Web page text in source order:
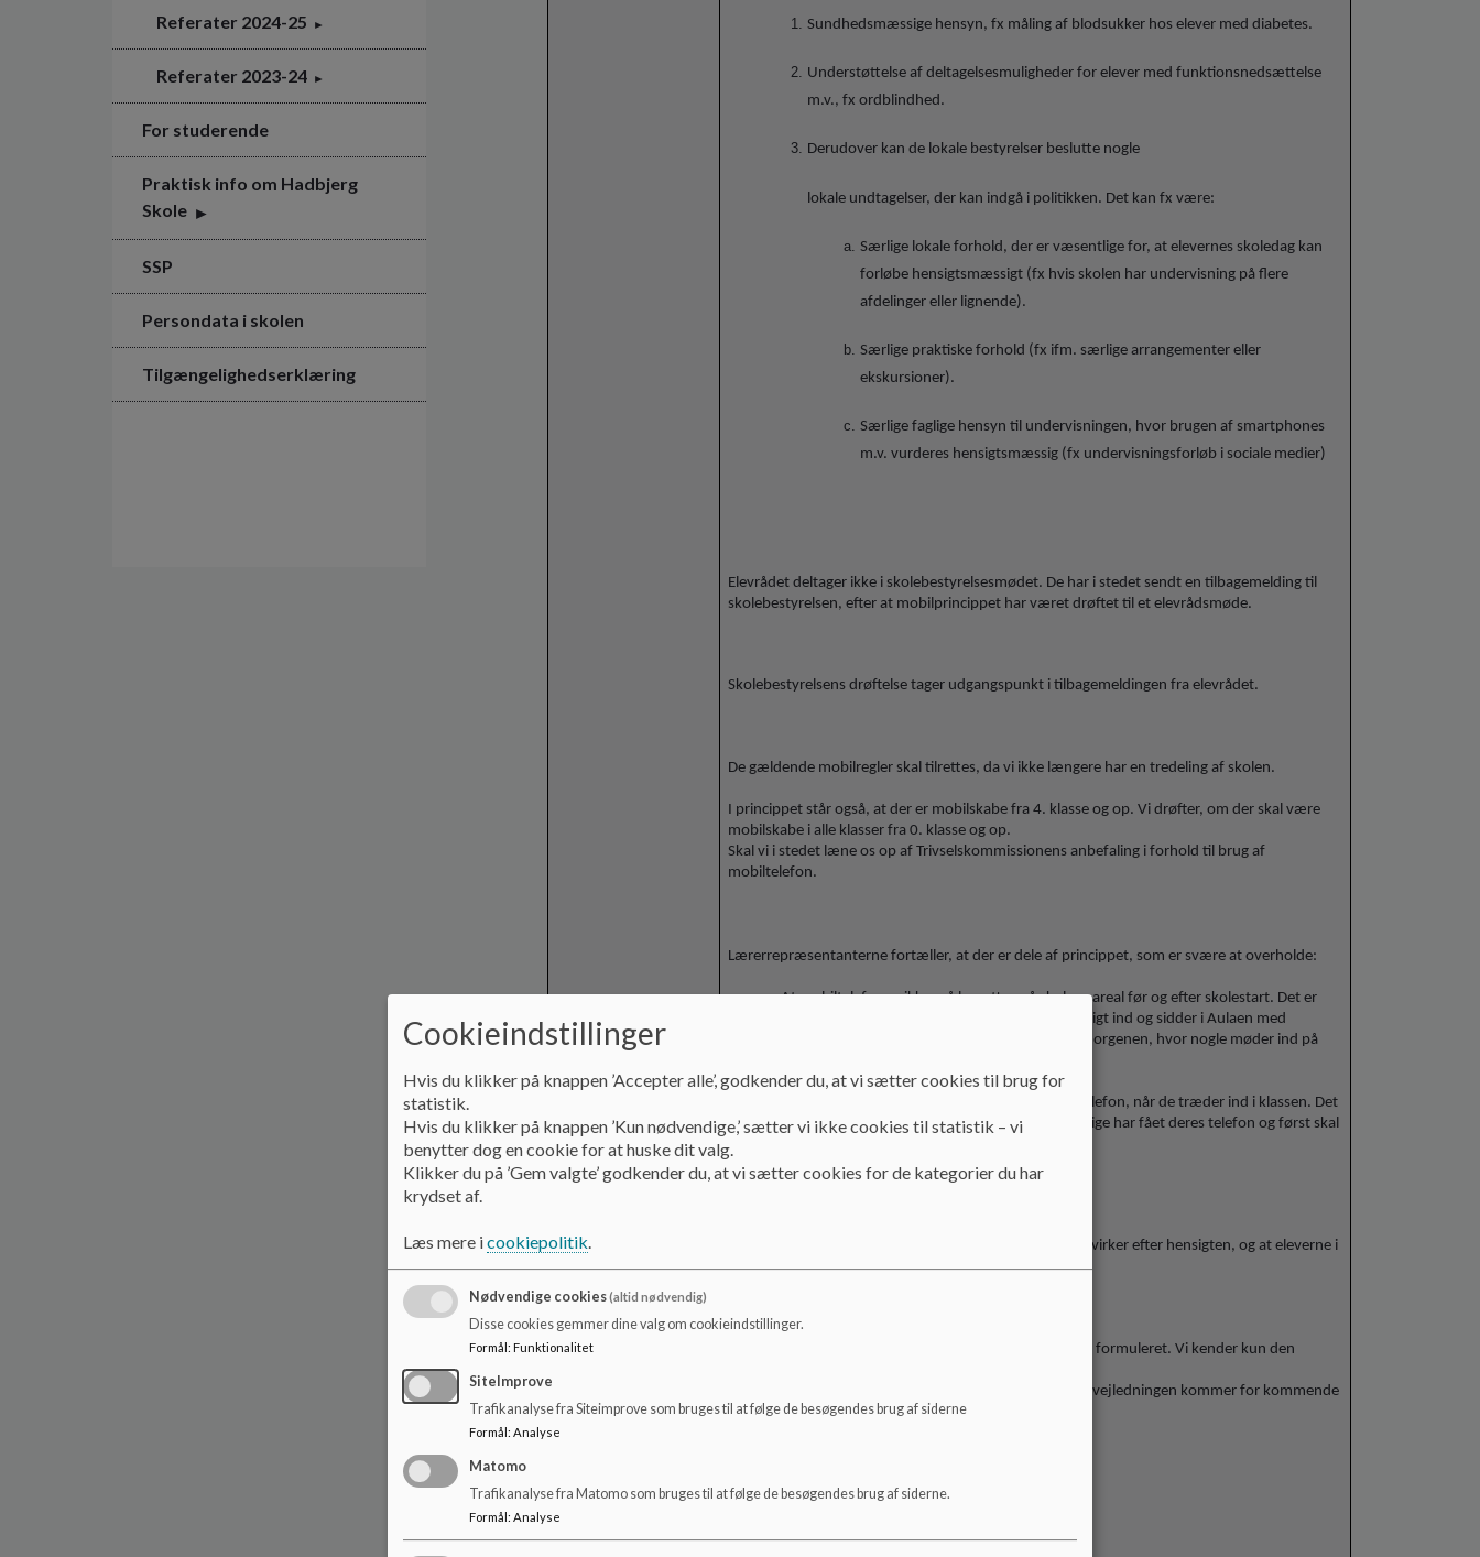
Referater 2024-25
Referater 2023-24
For studerende
Praktisk info om Hadbjerg
Skole
SSP
Persondata i skolen
Tilgængelighedserklæring
Sundhedsmæssige hensyn, fx måling af blodsukker hos elever med diabetes.
Understøttelse af deltagelsesmuligheder for elever med funktionsnedsættelse
m.v., fx ordblindhed.
Derudover kan de lokale bestyrelser beslutte nogle
lokale undtagelser, der kan indgå i politikken. Det kan fx være:
Særlige lokale forhold, der er væsentlige for, at elevernes skoledag kan
forløbe hensigtsmæssigt (fx hvis skolen har undervisning på flere
afdelinger eller lignende).
Særlige praktiske forhold (fx ifm. særlige arrangementer eller
ekskursioner).
Særlige faglige hensyn til undervisningen, hvor brugen af smartphones
m.v. vurderes hensigtsmæssig (fx undervisningsforløb i sociale medier)
Elevrådet deltager ikke i skolebestyrelsesmødet. De har i stedet sendt en tilbagemelding til
skolebestyrelsen, efter at mobilprincippet har været drøftet til et elevrådsmøde.
Skolebestyrelsens drøftelse tager udgangspunkt i tilbagemeldingen fra elevrådet.
De gældende mobilregler skal tilrettes, da vi ikke længere har en tredeling af skolen.
I princippet står også, at der er mobilskabe fra 4. klasse og op. Vi drøfter, om der skal være
mobilskabe i alle klasser fra 0. klasse og op.
Skal vi i stedet læne os op af Trivselskommissionens anbefaling i forhold til brug af
mobiltelefon.
Lærerrepræsentanterne fortæller, at der er dele af princippet, som er svære at overholde:
At mobiltelefonen ikke må benyttes på skolens areal før og efter skolestart. Det er
svært at håndhæve, da mange elever møde tidligt ind og sidder i Aulaen med
telefonen. Det er særligt de ældste elever om morgenen, hvor nogle møder ind på
De ældste elever accepterer at aflevere deres telefon, når de træder ind i klassen. Det
er sværere for eleverne i de yngre klasser, som lige har fået deres telefon og først skal
Generelt er vurderingen, at mobilpolitikken og reglerne virker efter hensigten, og at eleverne i
meget udstrakt grad naturligt følger reglerne.
Lovgivning og vejledning for mobilforbud er endnu ikke formuleret. Vi kender kun den
Princip og regler redigeres ud fra dagens drøftelser. Når vejledningen kommer for kommende
skoleår, så foretager vi yderligere justeringer.
Der sættes mobilskabe op i alle klasselokaler.
”Til og fra skole” ændres til ”i skoletiden”
Cookieindstillinger
Hvis du klikker på knappen ’Accepter alle’, godkender du, at vi sætter cookies til brug for
statistik.
Hvis du klikker på knappen ’Kun nødvendige,’ sætter vi ikke cookies til statistik – vi
benytter dog en cookie for at huske dit valg.
Klikker du på ’Gem valgte’ godkender du, at vi sætter cookies for de kategorier du har
krydset af.
Læs mere icookiepolitik.
Nødvendige cookies(altid nødvendig)
Disse cookies gemmer dine valg om cookieindstillinger.
Formål : Funktionalitet
SiteImprove
Trafikanalyse fra Siteimprove som bruges til at følge de besøgendes brug af siderne
Formål : Analyse
Matomo
Trafikanalyse fra Matomo som bruges til at følge de besøgendes brug af siderne.
Formål: Analyse